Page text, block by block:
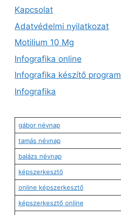
Kapcsolat
Adatvédelmi nyilatkozat
Motilium 10 Mg
Infografika online
Infografika készítő program
Infografika
gábor névnap
tamás névnap
balázs névnap
képszerkesztő
online képszerkesztő
képszerkesztő online